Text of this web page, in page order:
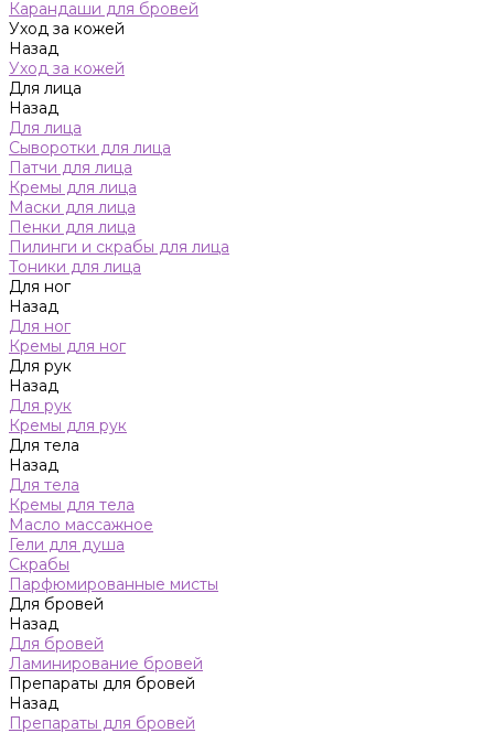
Карандаши для бровей
Уход за кожей
Назад
Уход за кожей
Для лица
Назад
Для лица
Сыворотки для лица
Патчи для лица
Кремы для лица
Маски для лица
Пенки для лица
Пилинги и скрабы для лица
Тоники для лица
Для ног
Назад
Для ног
Кремы для ног
Для рук
Назад
Для рук
Кремы для рук
Для тела
Назад
Для тела
Кремы для тела
Масло массажное
Гели для душа
Скрабы
Парфюмированные мисты
Для бровей
Назад
Для бровей
Ламинирование бровей
Препараты для бровей
Назад
Препараты для бровей